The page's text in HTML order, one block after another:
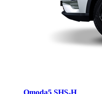
Omoda5 SHS‑H